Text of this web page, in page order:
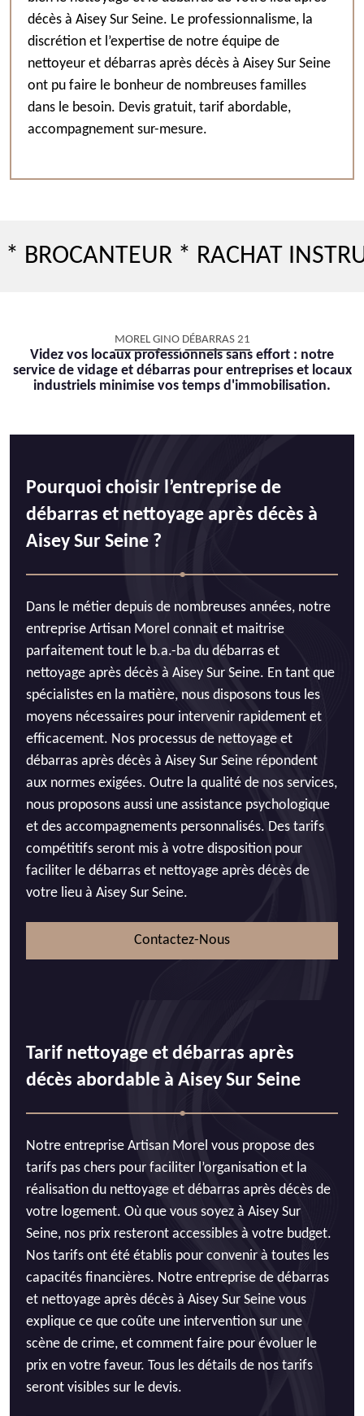
décès à Aisey Sur Seine. Le professionnalisme, la
discrétion et l’expertise de notre équipe de
nettoyeur et débarras après décès à Aisey Sur Seine
ont pu faire le bonheur de nombreuses familles
dans le besoin. Devis gratuit, tarif abordable,
accompagnement sur-mesure.
* RACHAT
MOREL GINO DÉBARRAS 21
Videz vos locaux professionnels sans effort : notre
service de vidage et débarras pour entreprises et locaux
industriels minimise vos temps d'immobilisation.
Pourquoi choisir l’entreprise de
débarras et nettoyage après décès à
Aisey Sur Seine ?
Dans le métier depuis de nombreuses années, notre
entreprise Artisan Morel connait et maitrise
parfaitement tout le b.a.-ba du débarras et
nettoyage après décès à Aisey Sur Seine. En tant que
spécialistes en la matière, nous disposons tous les
moyens nécessaires pour intervenir rapidement et
efficacement. Nos processus de nettoyage et
débarras après décès à Aisey Sur Seine répondent
aux normes exigées. Outre la qualité de nos services,
nous proposons aussi une assistance psychologique
et des accompagnements personnalisés. Des tarifs
compétitifs seront mis à votre disposition pour
faciliter le débarras et nettoyage après décès de
votre lieu à Aisey Sur Seine.
Contactez-Nous
Tarif nettoyage et débarras après
décès abordable à Aisey Sur Seine
Notre entreprise Artisan Morel vous propose des
tarifs pas chers pour faciliter l’organisation et la
réalisation du nettoyage et débarras après décès de
votre logement. Où que vous soyez à Aisey Sur
Seine, nos prix resteront accessibles à votre budget.
Nos tarifs ont été établis pour convenir à toutes les
capacités financières. Notre entreprise de débarras
et nettoyage après décès à Aisey Sur Seine vous
explique ce que coûte une intervention sur une
scène de crime, et comment faire pour évoluer le
prix en votre faveur. Tous les détails de nos tarifs
seront visibles sur le devis.